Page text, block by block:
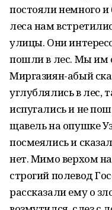
постояли немного и
леса нам
улицы. Они
пошли в лес. Мы им
Миргазиян-абый
углублялись в лес,
испугались и не
щавель на опушке
посмеялись и
нет. Мимо верхом
строгий полевод
рассказали ему о